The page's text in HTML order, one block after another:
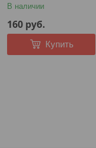
В наличии
160 руб.
Купить